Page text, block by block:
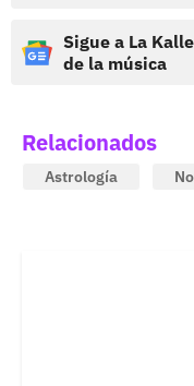
Sigue a La
de la música
Relacionados
Astrología